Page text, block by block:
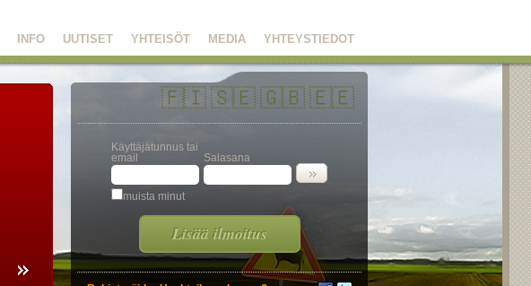
YHTEYSTIEDOT
MEDIA
YHTEISÖT
UUTISET
INFO
🇫🇮🇸🇪🇬🇧🇪🇪
Käyttäjätunnus tai
email
Salasana
muista minut
Lisää ilmoitus